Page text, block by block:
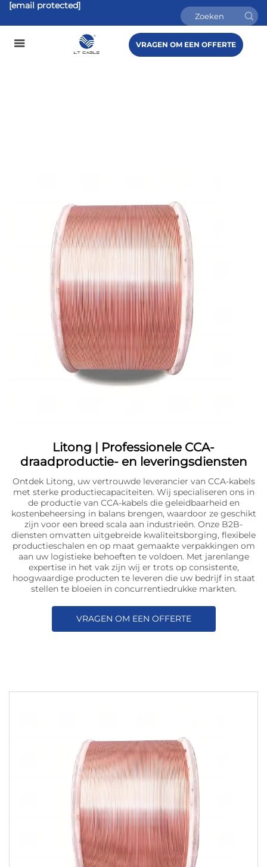
[email protected]
VRAGEN OM EEN OFFERTE
Litong | Professionele CCA-
draadproductie- en leveringsdiensten
Ontdek Litong, uw vertrouwde leverancier van CCA-kabels
met sterke productiecapaciteiten. Wij specialiseren ons in
de productie van CCA-kabels die geleidbaarheid en
kostenbeheersing in balans brengen, waardoor ze geschikt
zijn voor een breed scala aan industrieën. Onze B2B-
diensten omvatten uitgebreide kwaliteitsborging, flexibele
productieschalen en op maat gemaakte verpakkingen om
aan uw logistieke behoeften te voldoen. Met jarenlange
expertise in het vak zijn wij er trots op consistente,
hoogwaardige producten te leveren die uw bedrijf in staat
stellen te bloeien in concurrentiedrukke markten.
VRAGEN OM EEN OFFERTE